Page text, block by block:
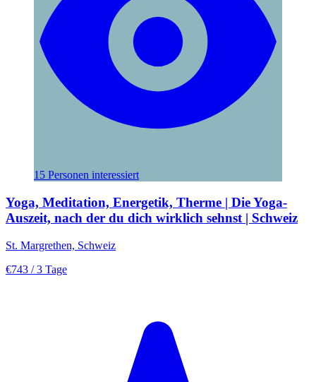
15 Personen interessiert
Yoga, Meditation, Energetik, Therme | Die Yoga-
Auszeit, nach der du dich wirklich sehnst | Schweiz
St. Margrethen, Schweiz
€743 / 3 Tage